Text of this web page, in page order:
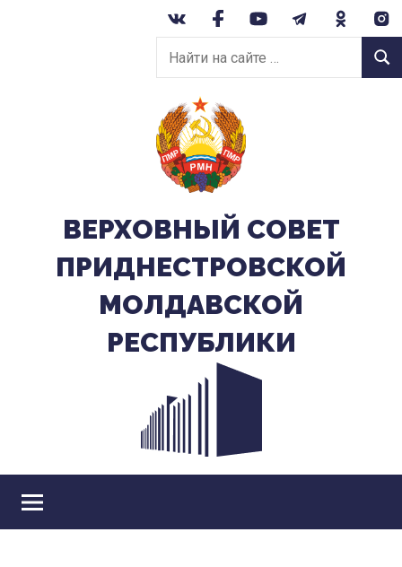
Найти
на
сайте:
ВЕРХОВНЫЙ CОВЕТ
ПРИДНЕСТРОВСКОЙ
МОЛДАВСКОЙ
РЕСПУБЛИКИ